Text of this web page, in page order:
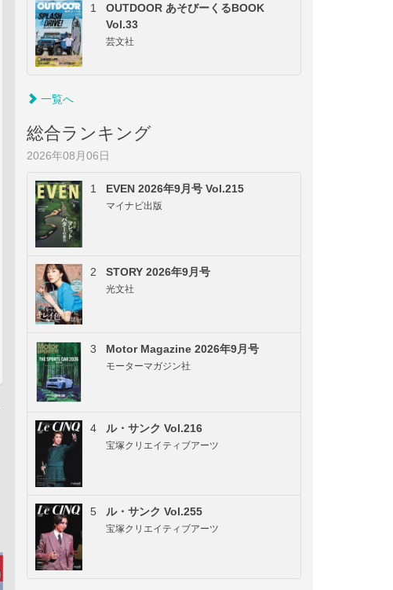
1
OUTDOOR あそびーくるBOOK
Vol.33
芸文社
一覧へ
総合ランキング
2026年08月06日
1 EVEN 2026年9月号 Vol.215
マイナビ出版
2 STORY 2026年9月号
光文社
3 Motor Magazine 2026年9月号
モーターマガジン社
4 ル・サンク Vol.216
宝塚クリエイティブアーツ
5 ル・サンク Vol.255
宝塚クリエイティブアーツ